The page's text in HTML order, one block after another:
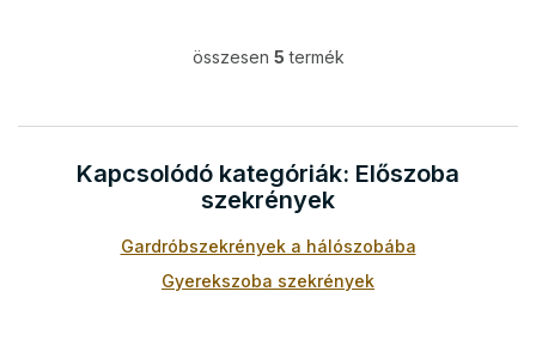
L
t
i
r
n
í
összesen 5 termék
Kapcsolódó kategóriák: Előszoba
szekrények
Gardróbszekrények a hálószobába
Gyerekszoba szekrények